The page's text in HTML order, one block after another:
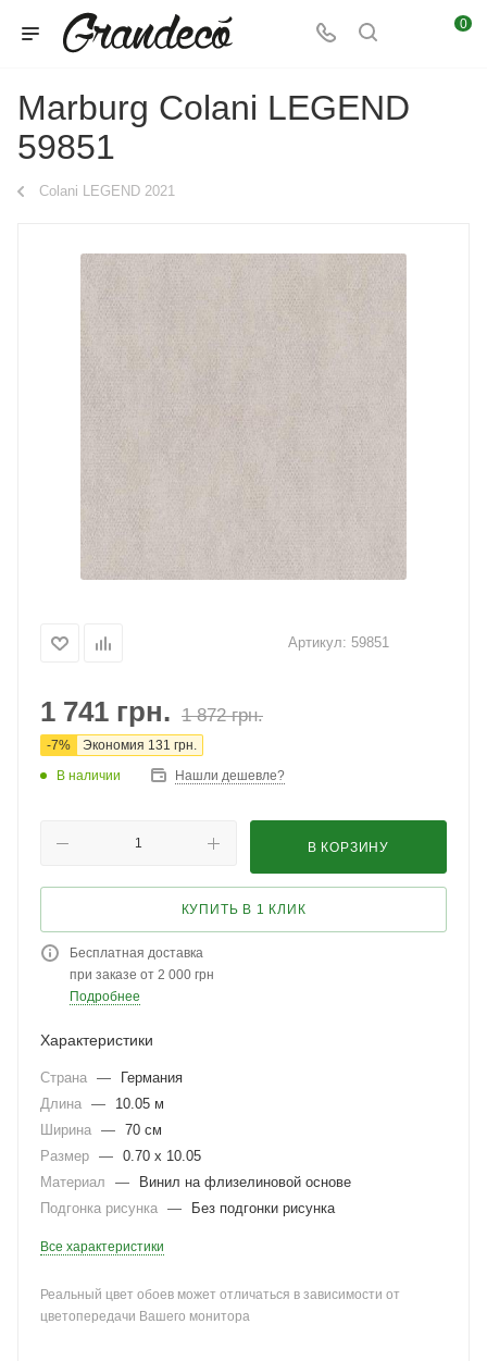
0
Marburg Colani LEGEND
59851
Colani LEGEND 2021
Артикул: 59851
1 741 грн. 1 872грн.
-7% Экономия 131 грн.
В наличии
Нашли дешевле?
В КОРЗИНУ
КУПИТЬ В 1 КЛИК
Бесплатная доставка
при заказе от 2 000 грн
Подробнее
Характеристики
Страна —
Германия
Длина —
10.05 м
Ширина — 70 см
Размер — 0.70 x 10.05
Материал
—
Винил на флизелиновой основе
Подгонка рисунка — Без подгонки рисунка
Все характеристики
Реальный цвет обоев может отличаться в зависимости от
цветопередачи Вашего монитора